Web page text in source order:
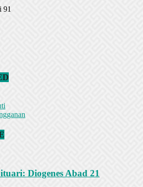
91
Diogenes Abad 21